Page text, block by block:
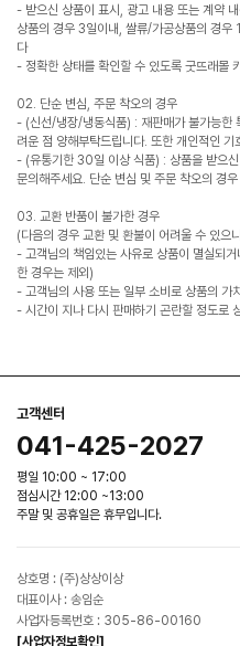
- 받으신 상품이 표시, 광고 내용 또는 계약
상품의 경우 3일이내, 쌀류/가공상품의 경우
다
- 정확한 상태를 확인할 수 있도록 굿뜨래몰
02. 단순 변심, 주문 착오의 경우
- (신선/냉장/냉동식품) : 재판매가 불가능한
려운 점 양해부탁드립니다. 또한 개인적인
- (유통기한 30일 이상 식품) : 상품을 받으
문의해주세요. 단순 변심 및 주문 착오의 경
03. 교환 반품이 불가한 경우
(다음의 경우 교환 및 환불이 어려울 수 있으
- 고객님의 책임있는 사유로 상품이 멸실되
한 경우는 제외)
- 고객님의 사용 또는 일부 소비로 상품의 가
- 시간이 지나 다시 판매하기 곤란할 정도로
고객센터
041-425-2027
평일 10:00 ~ 17:00
점심시간 12:00 ~13:00
주말 및 공휴일은 휴무입니다.
상호명 : (주)상상이상
대표이사 : 송임순
사업자등록번호 : 305-86-00160
[사업자정보확인]